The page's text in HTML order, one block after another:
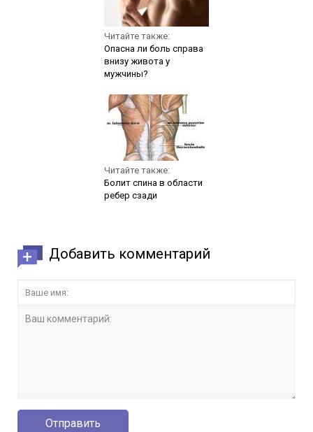
Читайте также:
Опасна ли боль справа
внизу живота у
мужчины?
Читайте также:
Болит спина в области
ребер сзади
Добавить комментарий